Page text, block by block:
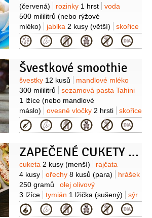
(červená)
rozinky 1 hrst
voda
500 mililitrů (nebo rýžové
mléko)
jablka 2 kusy (větší)
skořice
1 kus
hřebíček 2 kusy
datle
4 kusy
máslo2 lžíce
Kategorie
Švestkové smoothie
Suroviny
švestky 12 kusů
mandlové mléko
300 mililitrů
sezamová pasta Tahini
1 lžíce (nebo mandlové
máslo)
ovesné vločky 2 hrsti
skořice
1 lžička
Kategorie
ZAPEČENÉ CUKETY S RAJČATY A HRÁŠKEM
Suroviny
cuketa 2 kusy (menší)
rajčata
4 kusy
ořechy 8 kusů (para)
hrášek
250 gramů
olej olivový
3 lžíce
tymián 1 lžička (sušený)
sýr
200 gramů
(balkánský)
bazalka
(čerstvá)
Kategorie